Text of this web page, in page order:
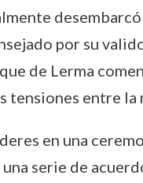
por su
de Lerma
tensiones entre
en una
serie de